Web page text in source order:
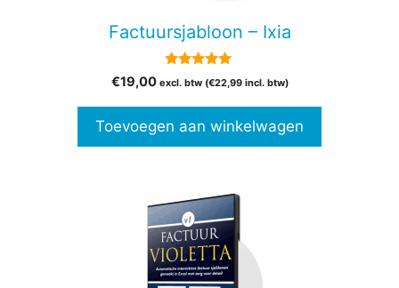
Factuursjabloon – Ixia
5.00
van 5
€19,00 excl. btw (€22,99incl. btw)
Toevoegen aan winkelwagen